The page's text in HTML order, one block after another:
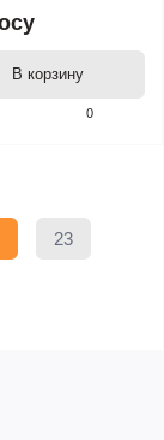
0
В корзину
23